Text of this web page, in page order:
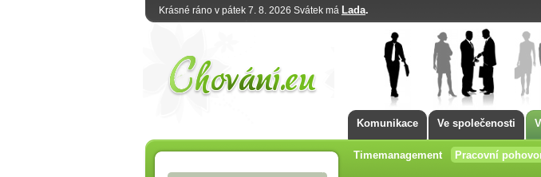
Krásné ráno v pátek 7. 8. 2026 Svátek má Lada.
Komunikace Ve společenosti
Timemanagement Pracovní